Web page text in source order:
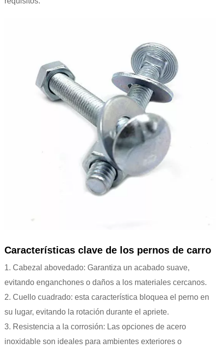
Características clave de los pernos de carro
1. Cabezal abovedado: Garantiza un acabado suave,
evitando enganchones o daños a los materiales cercanos.
2. Cuello cuadrado: esta característica bloquea el perno en
su lugar, evitando la rotación durante el apriete.
3. Resistencia a la corrosión: Las opciones de acero
inoxidable son ideales para ambientes exteriores o